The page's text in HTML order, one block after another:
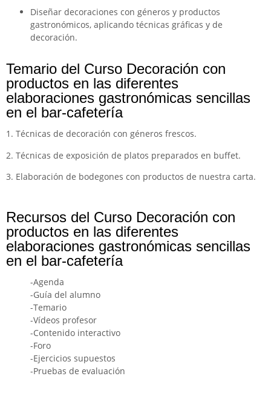
Diseñar decoraciones con géneros y productos
gastronómicos, aplicando técnicas gráficas y de
decoración.
Temario del Curso Decoración con
productos en las diferentes
elaboraciones gastronómicas sencillas
en el bar-cafetería
1. Técnicas de decoración con géneros frescos.
2. Técnicas de exposición de platos preparados en buffet.
3. Elaboración de bodegones con productos de nuestra carta.
Recursos del Curso Decoración con
productos en las diferentes
elaboraciones gastronómicas sencillas
en el bar-cafetería
-Agenda
-Guía del alumno
-Temario
-Vídeos profesor
-Contenido interactivo
-Foro
-Ejercicios supuestos
-Pruebas de evaluación